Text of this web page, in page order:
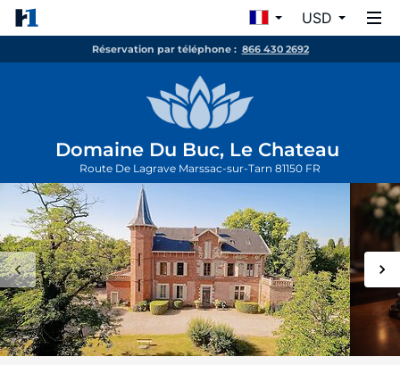
USD
Réservation par téléphone : 866 430 2692
Domaine Du Buc, Le Chateau
Route De Lagrave Marssac-sur-Tarn 81150 FR